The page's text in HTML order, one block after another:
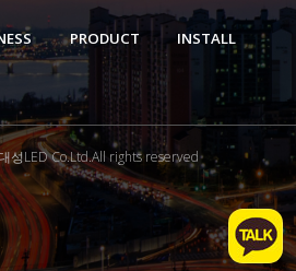
PRODUCT INSTALL
성LED Co.Ltd.All rights reserved